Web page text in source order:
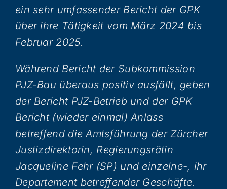
ein sehr umfassender Bericht der GPK
über ihre Tätigkeit vom März 2024 bis
Februar 2025.
Während Bericht der Subkommission
PJZ-Bau überaus positiv ausfällt, geben
der Bericht PJZ-Betrieb und der GPK
Bericht (wieder einmal) Anlass
betreffend die Amtsführung der Zürcher
Justizdirektorin, Regierungsrätin
Jacqueline Fehr (SP) und einzelne-, ihr
Departement betreffender Geschäfte.